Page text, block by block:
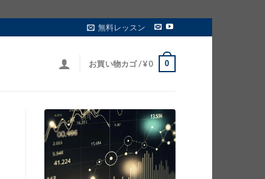
無料レッスン
お買い物カゴ /¥0 0